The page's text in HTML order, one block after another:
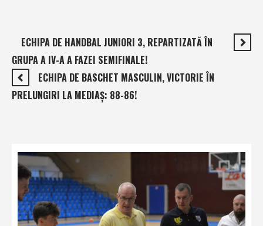
ECHIPA DE HANDBAL JUNIORI 3, REPARTIZATĂ ÎN
GRUPA A IV-A A FAZEI SEMIFINALE!
ECHIPA DE BASCHET MASCULIN, VICTORIE ÎN
PRELUNGIRI LA MEDIAŞ: 88-86!